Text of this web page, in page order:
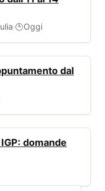
·🕒Oggi
dal
domande